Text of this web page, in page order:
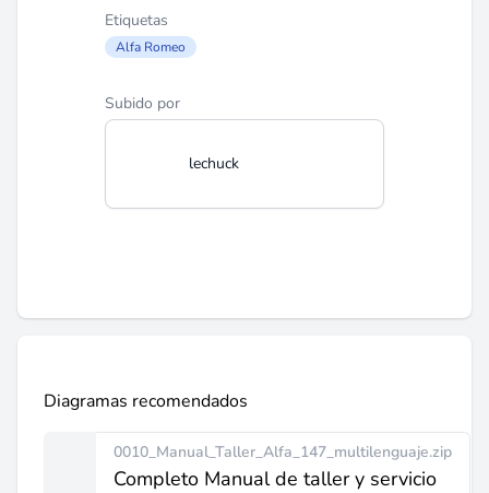
Etiquetas
Alfa Romeo
Subido por
lechuck
Diagramas recomendados
0010_Manual_Taller_Alfa_147_multilenguaje.zip
Completo Manual de taller y servicio